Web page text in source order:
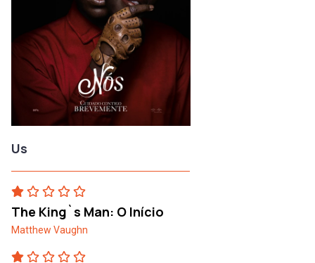
Us
The King`s Man: O Início
Matthew Vaughn